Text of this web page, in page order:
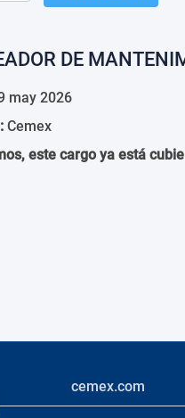
DE
may 2026
Cemex
este cargo ya está
cemex.com